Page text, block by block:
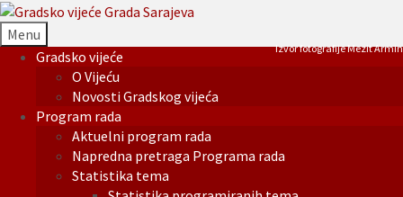
Menu
Gradsko vijeće
O Vijeću
Novosti Gradskog vijeća
Program rada
Aktuelni program rada
Napredna pretraga Programa rada
Statistika tema
Izvor fotografije Mezit Armin